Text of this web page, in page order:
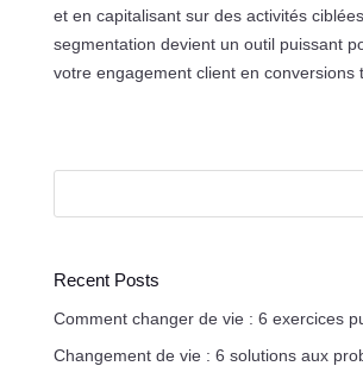
et en capitalisant sur des activités
segmentation devient un outil puissant
votre engagement client en conversions
Recent Posts
Comment changer de vie : 6 exercices
Changement de vie : 6 solutions aux